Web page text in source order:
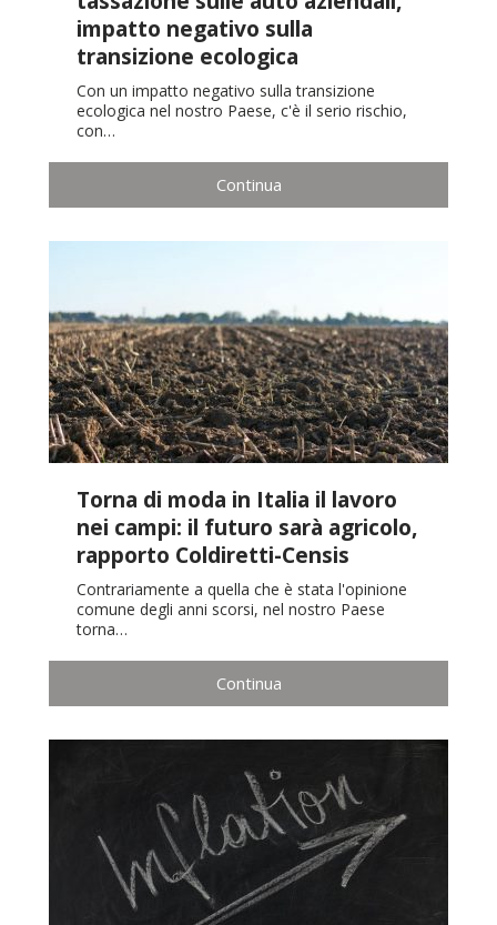
impatto negativo sulla
transizione ecologica
Con un impatto negativo sulla transizione
ecologica nel nostro Paese, c'è il serio rischio,
con…
Continua
Torna di moda in Italia il lavoro
nei campi: il futuro sarà agricolo,
rapporto Coldiretti-Censis
Contrariamente a quella che è stata l'opinione
comune degli anni scorsi, nel nostro Paese
torna…
Continua